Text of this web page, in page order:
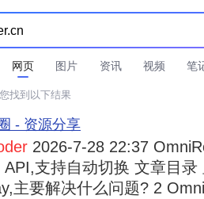
网页 图片 资讯 视频 笔
 所有网页和文件  站点内检索 
找到以下结果
- 资源分享
2026-7-28 22:37
API,支持自动切换 文章目
主要解决什么问题? 2